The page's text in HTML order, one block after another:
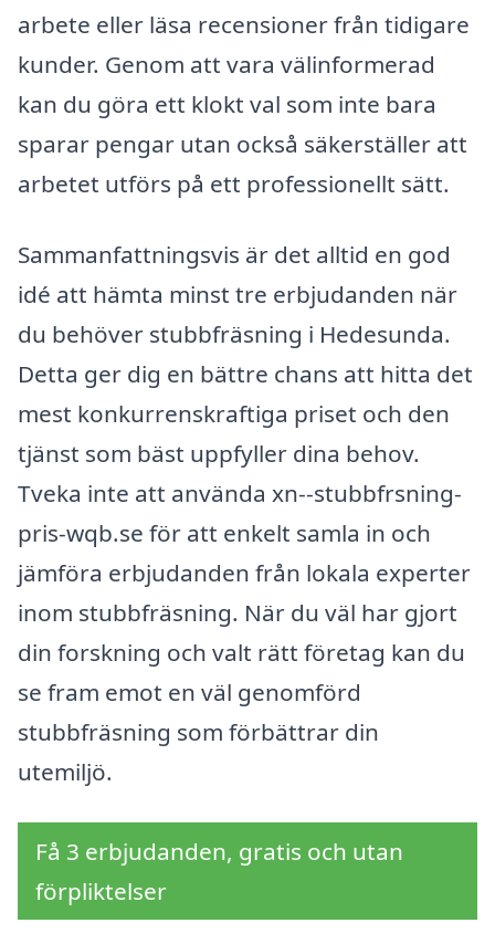
arbete eller läsa recensioner från tidigare
kunder. Genom att vara välinformerad
kan du göra ett klokt val som inte bara
sparar pengar utan också säkerställer att
arbetet utförs på ett professionellt sätt.
Sammanfattningsvis är det alltid en god
idé att hämta minst tre erbjudanden när
du behöver stubbfräsning i Hedesunda.
Detta ger dig en bättre chans att hitta det
mest konkurrenskraftiga priset och den
tjänst som bäst uppfyller dina behov.
Tveka inte att använda xn--stubbfrsning-
pris-wqb.se för att enkelt samla in och
jämföra erbjudanden från lokala experter
inom stubbfräsning. När du väl har gjort
din forskning och valt rätt företag kan du
se fram emot en väl genomförd
stubbfräsning som förbättrar din
utemiljö.
Få 3 erbjudanden, gratis och utan
förpliktelser